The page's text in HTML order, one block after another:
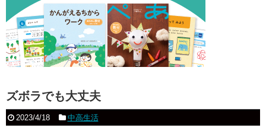
ズボラでも大丈夫
2023/4/18 中高生活